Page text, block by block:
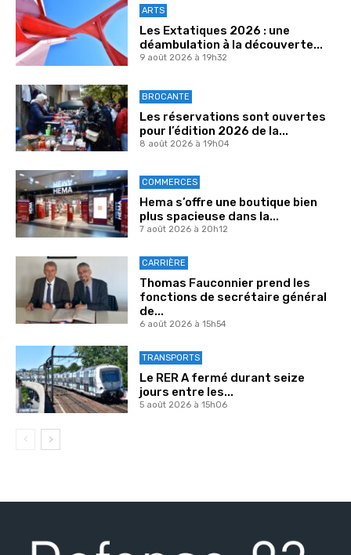
ARTS
Les Extatiques 2026 : une
déambulation à la découverte...
9 août 2026 à 19h32
BROCANTE
Les réservations sont ouvertes
pour l’édition 2026 de la...
8 août 2026 à 19h04
COMMERCES
Hema s’offre une boutique bien
plus spacieuse dans la...
7 août 2026 à 20h12
CARRIÈRE
Thomas Fauconnier prend les
fonctions de secrétaire général
de...
6 août 2026 à 15h54
TRANSPORTS
Le RER A fermé durant seize
jours entre les...
5 août 2026 à 15h06